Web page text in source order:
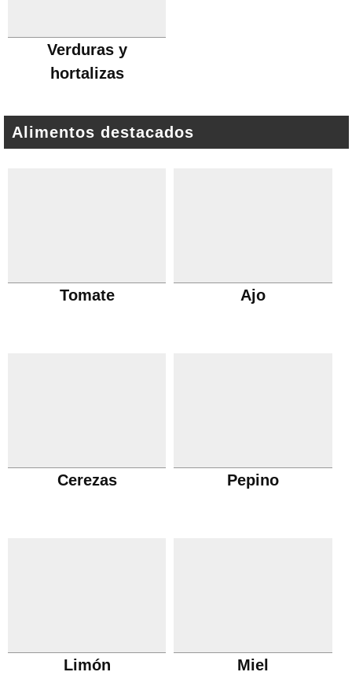
Verduras y
hortalizas
Alimentos destacados
Tomate Ajo
Cerezas Pepino
Limón Miel